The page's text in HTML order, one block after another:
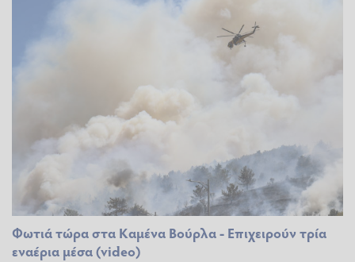
Φωτιά τώρα στα Καμένα Βούρλα - Επιχειρούν τρία
εναέρια μέσα (video)